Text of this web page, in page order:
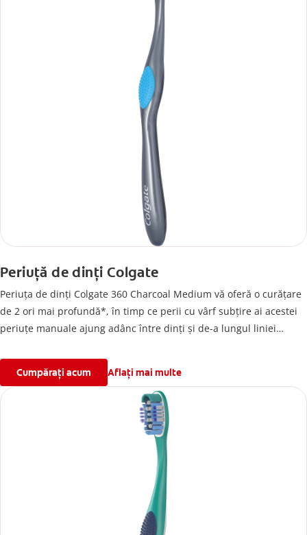
Periuță de dinți Colgate
Periuța de dinți Colgate 360 Charcoal Medium vă oferă o curățare
de 2 ori mai profundă*, în timp ce perii cu vârf subțire ai acestei
periuțe manuale ajung adânc între dinți și de-a lungul liniei
*În comparație cu o periuță de dinți obișnuită cu peri egali
Cumpărați acum Aflați mai multe